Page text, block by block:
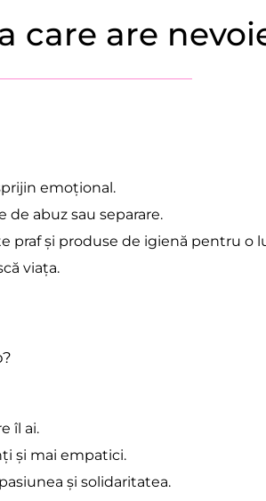
care are
emoțional.
abuz sau separare.
praf și produse de igienă pentru o
viața.
îl ai.
și mai empatici.
și solidaritatea.